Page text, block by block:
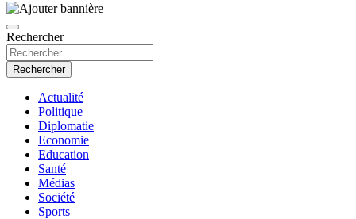
Rechercher
Rechercher
Actualité
Politique
Diplomatie
Economie
Education
Santé
Médias
Société
Sports